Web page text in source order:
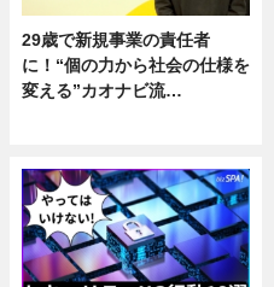
29歳で新規事業の責任者
に！“個の力から社会の仕様を
変える”カオナビ流…